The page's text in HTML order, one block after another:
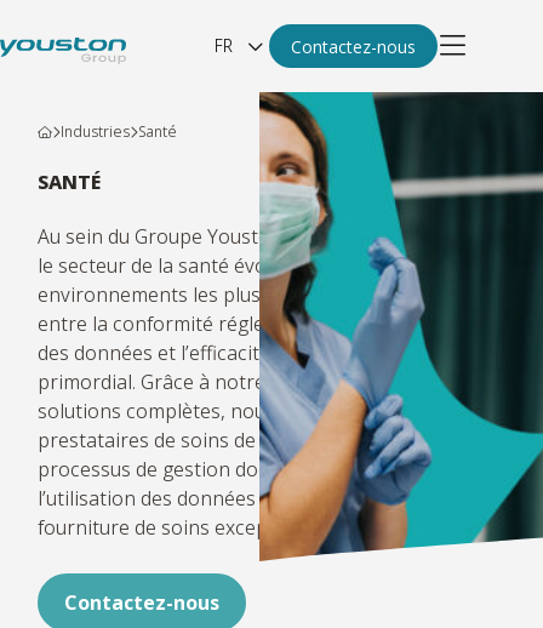
FR Contactez-nous
Industries Santé
SANTÉ
Au sein du Groupe Youston, nous comprenons que
le secteur de la santé évolue dans l’un des
environnements les plus complexes, où l’équilibre
entre la conformité réglementaire, la protection
des données et l’efficacité opérationnelle est
primordial. Grâce à notre expertise et à nos
solutions complètes, nous permettons aux
prestataires de soins de santé de rationaliser leurs
processus de gestion documentaire, d’améliorer
l’utilisation des données et de se concentrer sur la
fourniture de soins exceptionnels aux patients.
Contactez-nous